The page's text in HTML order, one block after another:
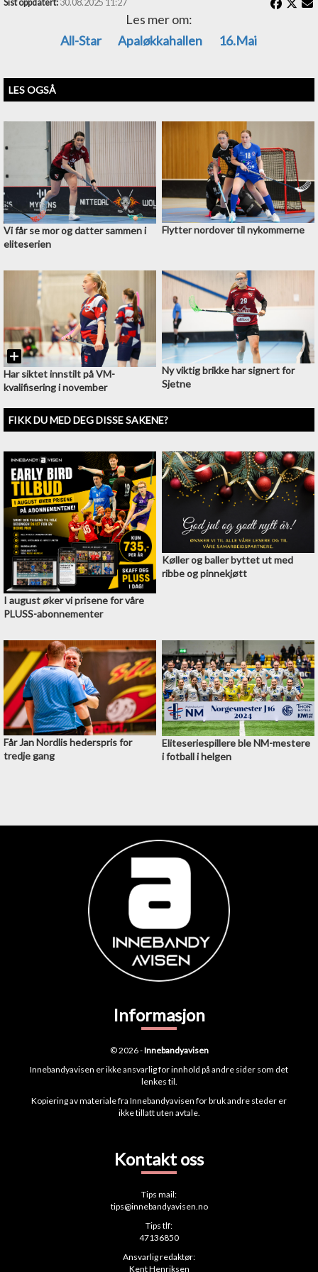
Trenere: Kalle Lundgren, Tobias
Oscar Zarnowiecki
Sist oppdatert: 30.08.2025 11:27
Les mer om:
All-Star
Apaløkkahallen 16.mai
LES OGSÅ
Vi får se mor og datter sammen i
eliteserien
Flytter nordover til nykommerne
Har siktet innstilt på VM-
kvalifisering i november
Ny viktig brikke har signert for
Sjetne
FIKK DU MED DEG DISSE SAKENE?
I august øker vi prisene for våre
PLUSS-abonnementer
Køller og baller byttet ut med
ribbe og pinnekjøtt
Får Jan Nordlis hederspris for
tredje gang
Eliteseriespillere ble NM-mestere
i fotball i helgen
Informasjon
© 2026 -Innebandyavisen
Innebandyavisen er ikke ansvarlig for innhold på andre sider som det
lenkes til.
Kopiering av materiale fra Innebandyavisen for bruk andre steder er
ikke tillatt uten avtale.
Kontakt oss
Tips mail:
tips@innebandyavisen.no
Tips tlf:
47136850
Ansvarlig redaktør:
Kent Henriksen